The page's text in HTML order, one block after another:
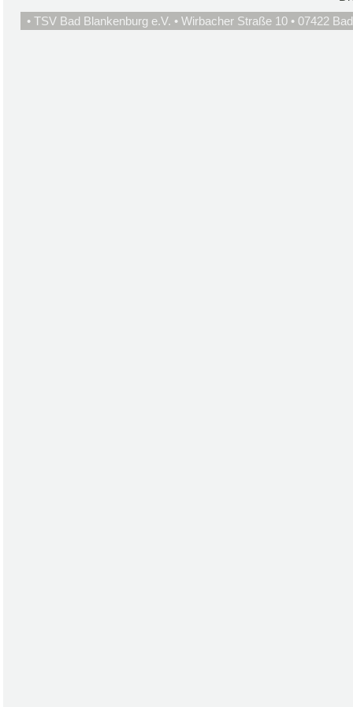
• TSV Bad Blankenburg e.V. • Wirbacher Straße 10 • 07422